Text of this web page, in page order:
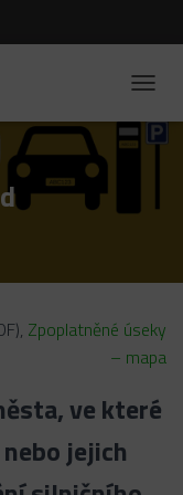
Ř
E
A
I
G
I
Zpoplatněné úseky
– mapa
ve které
jejich